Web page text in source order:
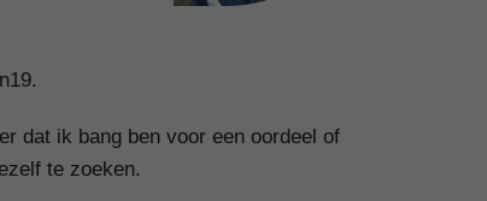
dat ik bang ben voor een oordeel of
te zoeken.